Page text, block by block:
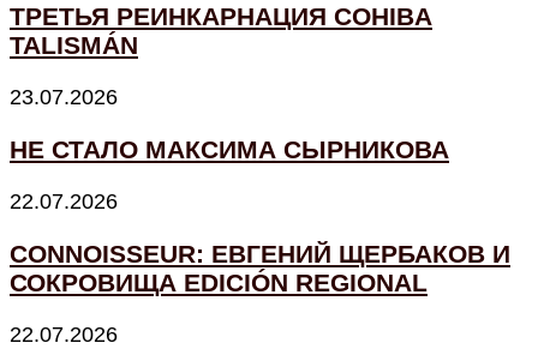
ТРЕТЬЯ РЕИНКАРНАЦИЯ COHIBA
TALISMÁN
23.07.2026
НЕ СТАЛО МАКСИМА СЫРНИКОВА
22.07.2026
CONNOISSEUR: ЕВГЕНИЙ ЩЕРБАКОВ И
СОКРОВИЩА EDICIÓN REGIONAL
22.07.2026